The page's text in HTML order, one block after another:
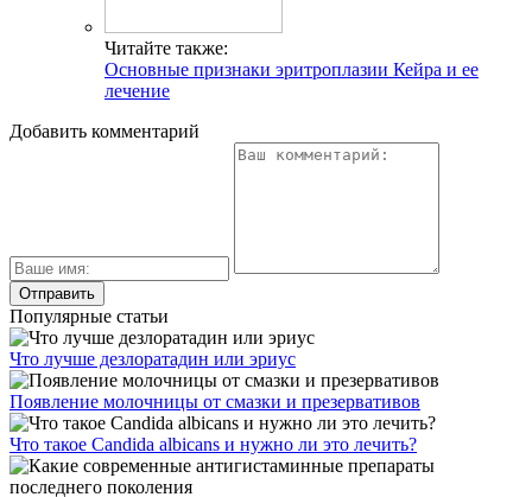
Читайте также:
Основные признаки эритроплазии Кейра и ее
лечение
Добавить комментарий
Популярные статьи
Что лучше дезлоратадин или эриус
Появление молочницы от смазки и презервативов
Что такое Candida albicans и нужно ли это лечить?